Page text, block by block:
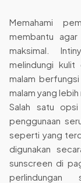
Memahami
membantu
maksimal.
melindungi kulit
malam
malam yang
Salah satu
penggunaan
seperti yang
digunakan
sunscreen di
perlindungan